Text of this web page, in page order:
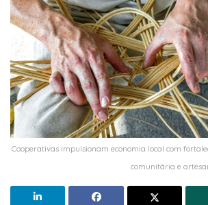
Cooperativas impulsionam economia local com
comunitária e